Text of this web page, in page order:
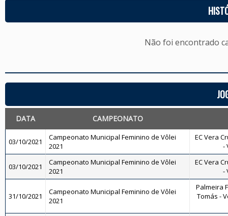
Não foi encontrado
DATA CAMPEONATO
03/10/2021
Campeonato Municipal Feminino de Vôlei
2021
EC Vera
-
03/10/2021
Campeonato Municipal Feminino de Vôlei
2021
EC Vera
-
31/10/2021
Campeonato Municipal Feminino de Vôlei
2021
Palmeira
Tomás -